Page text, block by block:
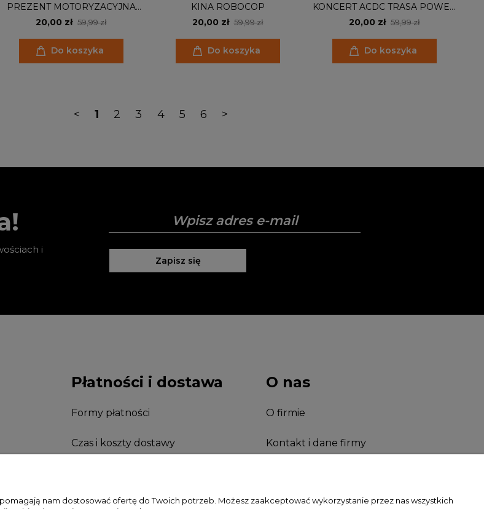
PREZENT MOTORYZACYJNA
FORD MUSTANG SHELBY RED
20,00 zł 59,99 zł
Do koszyka
KINA ROBOCOP
20,00 zł 59,99 zł
Do koszyka
KONCERT ACDC TRASA POWER
UP TOUR 2025
20,00 zł 59,99 zł
Do koszyka
< 1 2 3 4 5 6 >
i
Zapisz się
Płatności i dostawa
Formy płatności
Czas i koszty dostawy
O nas
O firmie
Kontakt i dane firmy
nam dostosować ofertę do Twoich potrzeb. Możesz zaakceptować wykorzystanie przez nas wszystkich